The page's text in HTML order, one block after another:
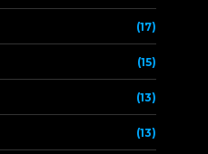
(17)
(15)
(13)
(13)